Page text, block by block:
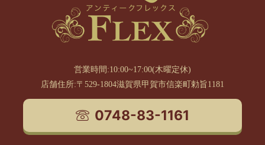
営業時間:10:00~17:00(木曜定休)
店舗住所:〒529-1804滋賀県甲賀市信楽町勅旨1181
0748-83-1161